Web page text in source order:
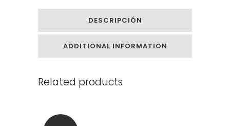
DESCRIPCIÓN
ADDITIONAL INFORMATION
Related products